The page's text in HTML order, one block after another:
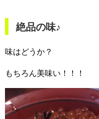
絶品の味♪
味はどうか？
もちろん美味い！！！